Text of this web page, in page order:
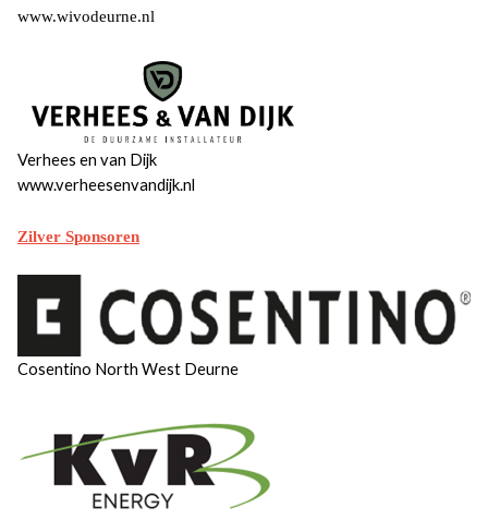
www.wivodeurne.nl
Verhees en van Dijk
www.verheesenvandijk.nl​​​​​​​
Zilver Sponsoren
Cosentino North West Deurne